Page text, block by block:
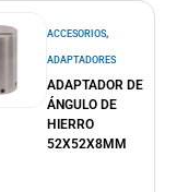
ACCESORIOS,
ADAPTADORES
ADAPTADOR DE
ÁNGULO DE
HIERRO
52X52X8MM